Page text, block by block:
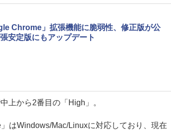
Chrome」拡張機能に脆弱性、修正版が公
安定版にもアップデート
上から2番目の「High」。
はWindows/Mac/Linuxに対応しており、現在